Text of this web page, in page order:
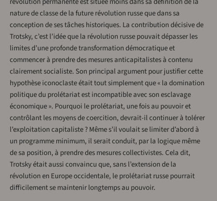
nature de classe de la future révolution russe que dans sa
conception de ses tâches historiques. La contribution décisive de
Trotsky, c’est l’idée que la révolution russe pouvait dépasser les
limites d’une profonde transformation démocratique et
commencer à prendre des mesures anticapitalistes à contenu
clairement socialiste. Son principal argument pour justifier cette
hypothèse iconoclaste était tout simplement que « la domination
politique du prolétariat est incompatible avec son esclavage
économique ». Pourquoi le prolétariat, une fois au pouvoir et
contrôlant les moyens de coercition, devrait-il continuer à tolérer
l’exploitation capitaliste ? Même s’il voulait se limiter d’abord à
un programme minimum, il serait conduit, par la logique même
de sa position, à prendre des mesures collectivistes. Cela dit,
Trotsky était aussi convaincu que, sans l’extension de la
révolution en Europe occidentale, le prolétariat russe pourrait
difficilement se maintenir longtemps au pouvoir.